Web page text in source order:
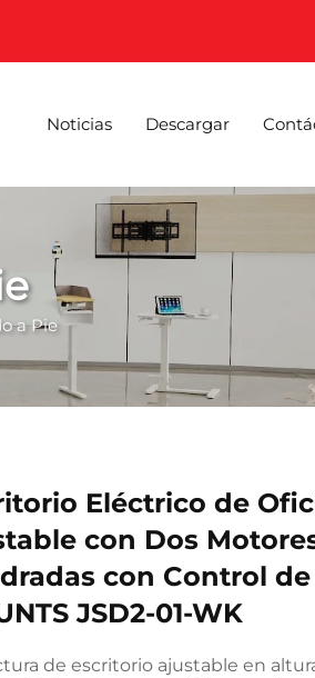
Noticias Descargar
a Pie
Eléctrico de
con Dos
con Control
JSD2-01-WK
de escritorio ajustable en